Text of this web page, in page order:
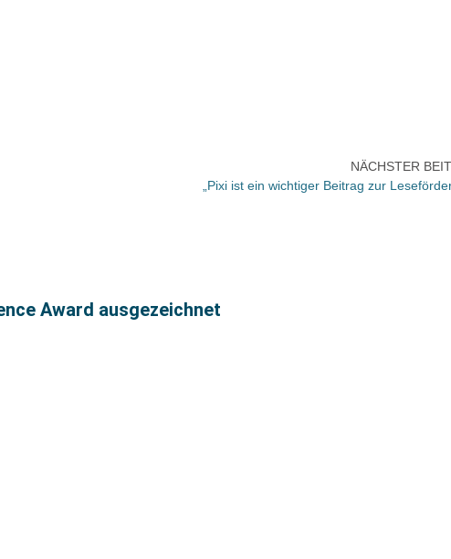
NÄCHSTER
„Pixi ist ein wichtiger Beitrag zur
Award ausgezeichnet